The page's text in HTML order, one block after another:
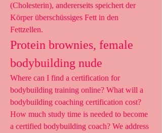
(Cholesterin), andererseits speichert der
Körper überschüssiges Fett in den
Fettzellen.
Protein brownies, female
bodybuilding nude
Where can I find a certification for
bodybuilding training online? What will a
bodybuilding coaching certification cost?
How much study time is needed to become
a certified bodybuilding coach? We address